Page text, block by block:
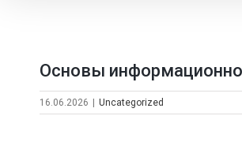
Основы
16.06.2026 Uncategorized